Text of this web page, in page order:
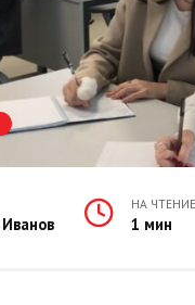
НА ЧТЕНИЕ
1 мин